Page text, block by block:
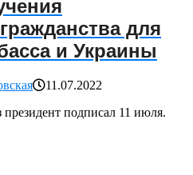
для
и Украины
11.07.2022
подписал 11 июля.